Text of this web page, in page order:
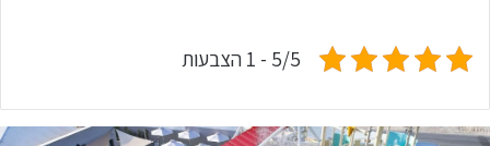
5/5 - 1 הצבעות